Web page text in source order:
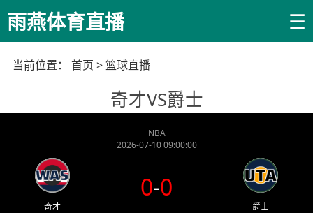
雨燕体育直播 ☰
当前位置： 首页 >篮球直播
奇才VS爵士
NBA
2026-07-10 09:00:00
奇才
0-0
爵士